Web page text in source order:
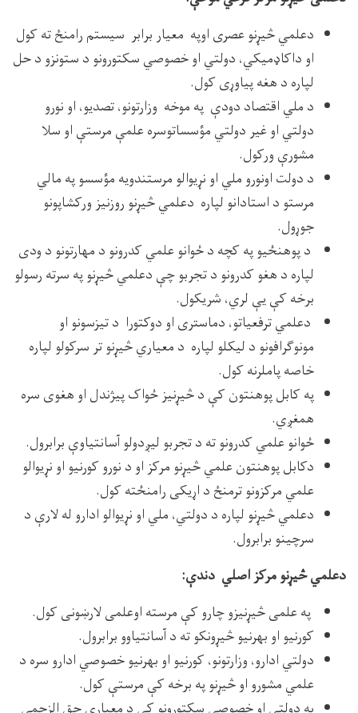
دعلمي څیړنو عصری اوپه معیار برابر سیستم رامنځ ته کول
او داکاډمیکي، دولتي او خصوصي سکتورونو د ستونزو د حل
لپاره د هغه پیاوړی کول.
د ملي اقتصاد دودې په موخه وزارتونو، تصدیو، او نورو
دولتي او غیر دولتي مؤسساتوسره علمې مرستې او سلا
مشورې ورکول.
د دولت اونورو ملي او نړیوالو مرستندویه مؤسسو په مالي
مرستو د استادانو لپاره دعلمي څیړنو روزنیز ورکشاپونو
جوړول.
د پوهنځیو په کچه د ځوانو علمي کدرونو د مهارتونو د ودی
لپاره د هغو کدرونو د تجربو چې دعلمي څیړنو په سرته رسولو
برخه کې یې لري، شریکول.
دعلمي ترفعیاتو، دماستری او دوکتورا د تیزسونو او
مونوګرافونو د لیکلو لپاره د معیاري څیړنو تر سرکولو لپاره
خاصه پاملرنه کول.
په کابل پوهنتون کې د څیړنیز ځواک پیژندل او هغوی سره
همغږي.
ځوانو علمي کدرونو ته د تجربو لیږدولو آسانتیاوې برابرول.
دکابل پوهنتون علمي څیړنو مرکز او د نورو کورنیو او نړیوالو
علمي مرکزونو ترمنځ د اړیکی رامنځته کول.
دعلمي څیړنو لپاره د دولتي، ملي او نړیوالو ادارو له لارې د
سرچینو برابرول.
دعلمي څیړنو مرکز اصلي دندې:
په علمی څیړنیزو چارو کې مرسته اوعلمی لارښونی کول.
کورنیو او بهرنیو څیړونکو ته د آسانتیاوو برابرول.
دولتي ادارو، وزارتونو، کورنیو او بهرنیو خصوصي ادارو سره د
علمي مشورو او څیړنو په برخه کې مرستې کول.